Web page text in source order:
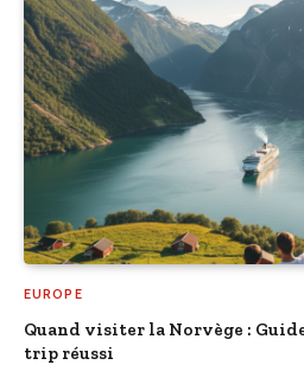
EUROPE
Quand visiter la Norvège :
trip réussi